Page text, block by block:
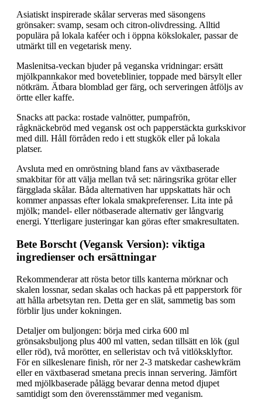
Asiatiskt inspirerade skålar serveras med säsongens
grönsaker: svamp, sesam och citron-olivdressing. Alltid
populära på lokala kaféer och i öppna kökslokaler, passar de
utmärkt till en vegetarisk meny.
Maslenitsa-veckan bjuder på veganska vridningar: ersätt
mjölkpannkakor med boveteblinier, toppade med bärsylt eller
nötkräm. Ätbara blomblad ger färg, och serveringen åtföljs av
örtte eller kaffe.
Snacks att packa: rostade valnötter, pumpafrön,
rågknäckebröd med vegansk ost och papperstäckta gurkskivor
med dill. Håll förråden redo i ett stugkök eller på lokala
platser.
Avsluta med en omröstning bland fans av växtbaserade
smakbitar för att välja mellan två set: näringsrika grötar eller
färgglada skålar. Båda alternativen har uppskattats här och
kommer anpassas efter lokala smakpreferenser. Lita inte på
mjölk; mandel- eller nötbaserade alternativ ger långvarig
energi. Ytterligare justeringar kan göras efter smakresultaten.
Bete Borscht (Vegansk Version): viktiga
ingredienser och ersättningar
Rekommenderar att rösta betor tills kanterna mörknar och
skalen lossnar, sedan skalas och hackas på ett papperstork för
att hålla arbetsytan ren. Detta ger en slät, sammetig bas som
förblir ljus under kokningen.
Detaljer om buljongen: börja med cirka 600 ml
grönsaksbuljong plus 400 ml vatten, sedan tillsätt en lök (gul
eller röd), två morötter, en selleristav och två vitlöksklyftor.
För en silkeslenare finish, rör ner 2-3 matskedar cashewkräm
eller en växtbaserad smetana precis innan servering. Jämfört
med mjölkbaserade pålägg bevarar denna metod djupet
samtidigt som den överensstämmer med veganism.